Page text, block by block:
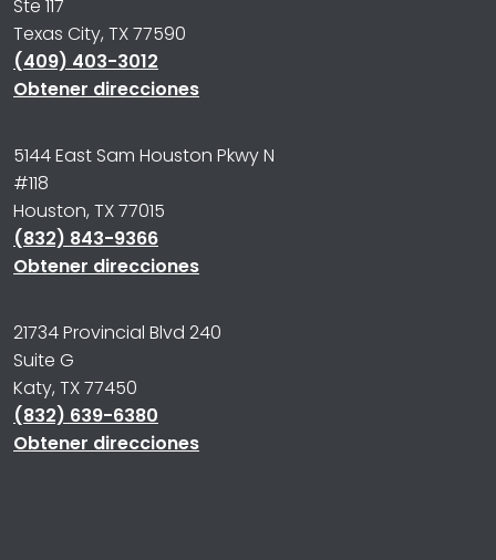
Ste 117
Texas City, TX 77590
(409) 403-3012
Obtener direcciones
5144 East Sam Houston Pkwy N
#118
Houston, TX 77015
(832) 843-9366
Obtener direcciones
21734 Provincial Blvd 240
Suite G
Katy, TX 77450
(832) 639-6380
Obtener direcciones